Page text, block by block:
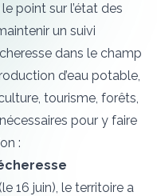
point sur l’état des
un suivi
dans le champ
d’eau potable,
tourisme, forêts,
pour y faire
:
16 juin), le territoire a